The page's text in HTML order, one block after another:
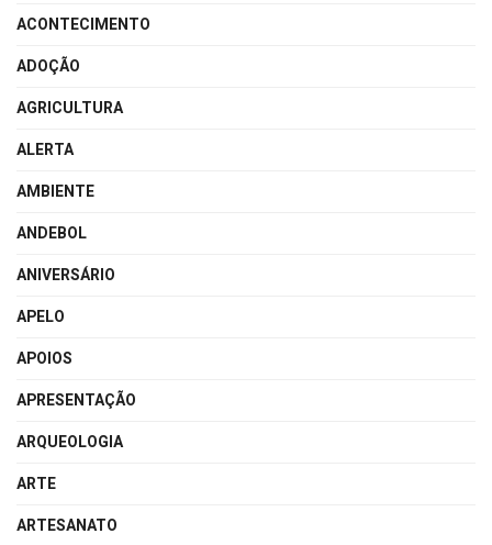
ACONTECIMENTO
ADOÇÃO
AGRICULTURA
ALERTA
AMBIENTE
ANDEBOL
ANIVERSÁRIO
APELO
APOIOS
APRESENTAÇÃO
ARQUEOLOGIA
ARTE
ARTESANATO